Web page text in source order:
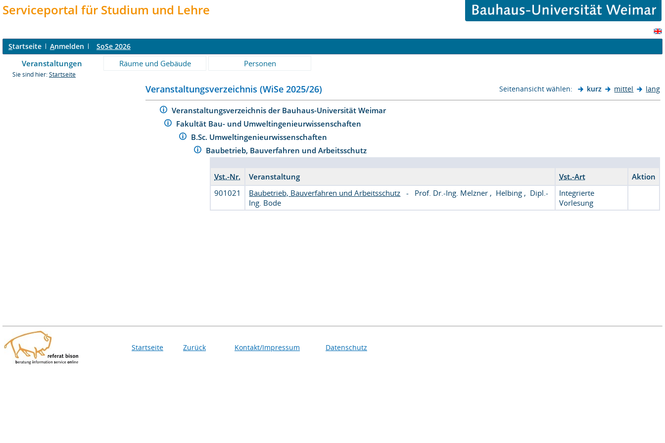
Serviceportal für Studium und Lehre
Startseite Anmelden SoSe 2026
Veranstaltungen Räume und Gebäude Personen
Sie sind hier: Startseite
Veranstaltungsverzeichnis (WiSe 2025/26) Seitenansicht wählen: kurz mittel lang
Veranstaltungsverzeichnis der Bauhaus-Universität Weimar
Fakultät Bau- und Umweltingenieurwissenschaften
B.Sc. Umweltingenieurwissenschaften
Baubetrieb, Bauverfahren und Arbeitsschutz
Vst.-Nr. Veranstaltung Vst.-Art
Aktion
901021
Baubetrieb, Bauverfahren und Arbeitsschutz - Prof. Dr.-Ing. Melzner , Helbing , Dipl.-
Ing. Bode
Integrierte
Vorlesung
Startseite Zurück Kontakt/Impressum Datenschutz